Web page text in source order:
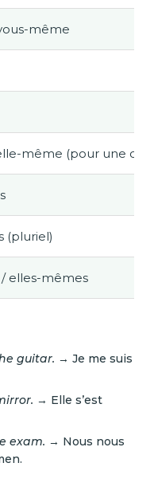
même
même (pour une
(pluriel)
elles-mêmes
guitar. → Je me suis
→ Elle s’est
exam. → Nous nous